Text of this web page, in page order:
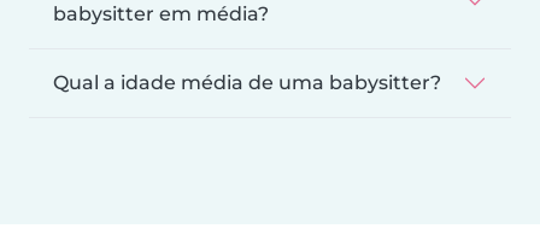
babysitter em média?
Qual a idade média de uma babysitter?